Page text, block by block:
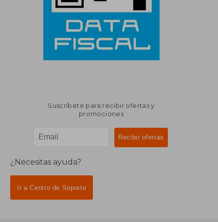
Suscríbete para recibir ofertas y
promociones
¿Necesitas ayuda?
Ir a Centro de Soporte